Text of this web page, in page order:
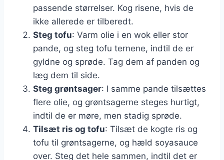
passende størrelser. Kog risene, hvis de
ikke allerede er tilberedt.
Steg tofu: Varm olie i en wok eller stor
pande, og steg tofu ternene, indtil de er
gyldne og sprøde. Tag dem af panden og
læg dem til side.
Steg grøntsager: I samme pande tilsættes
flere olie, og grøntsagerne steges hurtigt,
indtil de er møre, men stadig sprøde.
Tilsæt ris og tofu: Tilsæt de kogte ris og
tofu til grøntsagerne, og hæld soyasauce
over. Steg det hele sammen, indtil det er